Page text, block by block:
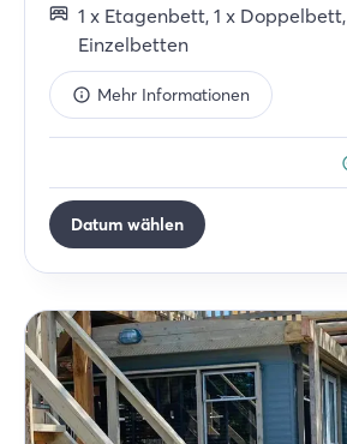
1 x Etagenbett, 1 x Doppelbett,
Einzelbetten
Mehr Informationen
Datum wählen